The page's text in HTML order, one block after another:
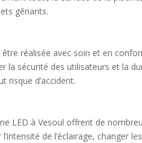
gênants.
réalisée avec soin et en
la sécurité des utilisateurs et la
d’accident.
LED à Vesoul offrent de
de l’éclairage, changer